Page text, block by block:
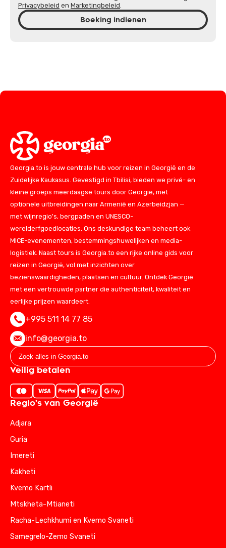
Privacybeleid en Marketingbeleid.
Boeking indienen
Georgia.to is jouw centrale hub voor reizen in Georgië en de
Zuidelijke Kaukasus. Gevestigd in Tbilisi, bieden we privé- en
kleine groeps meerdaagse tours door Georgië, met
optionele uitbreidingen naar Armenië en Azerbeidzjan —
met wijnregio's, bergpaden en UNESCO-
werelderfgoedlocaties. Ons deskundige team beheert ook
MICE-evenementen, bestemmingshuwelijken en media-
logistiek. Naast tours is Georgia.to een rijke online gids voor
reizen in Georgië, vol met inzichten over
bezienswaardigheden, plaatsen en cultuur. Ontdek Georgië
met een vertrouwde partner die authenticiteit, kwaliteit en
eerlijke prijzen waardeert.
+995 511 14 77 85
info@georgia.to
Veilig betalen
Regio's van Georgië
Adjara
Guria
Imereti
Kakheti
Kvemo Kartli
Mtskheta-Mtianeti
Racha-Lechkhumi en Kvemo Svaneti
Samegrelo-Zemo Svaneti